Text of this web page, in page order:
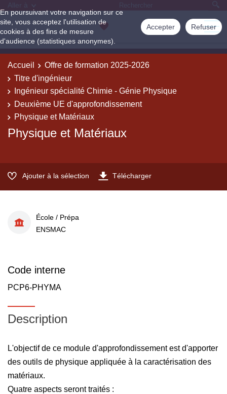
En poursuivant votre navigation sur ce
site, vous acceptez l'utilisation de
cookies à des fins de mesure
d'audience (statistiques anonymes).
Accepter Refuser
Accueil
Offre de formation 2025-2026
Titre d'ingénieur
Ingénieur spécialité Chimie - Génie Physique
Deuxième UE d'approfondissement
Physique et Matériaux
Physique et Matériaux
Ajouter à la sélection Télécharger
École / Prépa
ENSMAC
Code interne
PCP6-PHYMA
Description
L'objectif de ce module d'approfondissement est d'apporter
des outils de physique appliquée à la caractérisation des
matériaux.
Quatre aspects seront traités :